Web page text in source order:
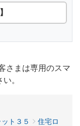
さまは専用のスマ
。
ト３５
住宅ロ